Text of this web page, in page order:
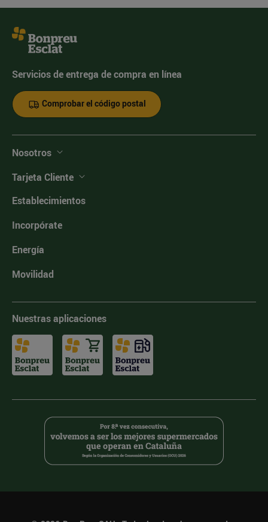
Servicios de entrega de compra en línea
Comprobar el código postal
Nosotros
Tarjeta Cliente
Establecimientos
Incorpórate
Energía
Movilidad
Nuestras aplicaciones